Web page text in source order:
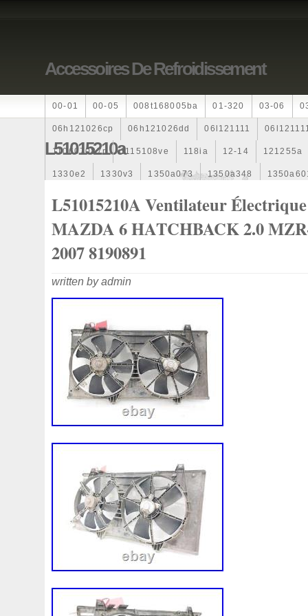
Accessoires De Refroidissement
00-01 00-05 008t168005ba 01-320 03-06
06h121026cp 06h121026dd 06l121111
110607087r 1115108ve 118ia 12-14 121255a
1330e2 1330v3 1350a073 1350a348
1355d301602
1k0121205 1k0121205ab
1k0298403a 1k0955453s 1k0959455ap
1s1816103 2-Rangée 2-Rangées
210103417r 21060g2401 21060t5670
214100052r 214104822r 214104eb0b
214108535r 214108706r 214109798r
214812415r 214814342r 214814ea0a
214818h83a 214819674r 21481bm410
220928kh13a0000038 220v 252kw
253103e710 253103k750 25310a4050
253802y000 253803z 25380a4500
272105fw0a
357820795j
L51015210a
L51015210A Ventilateur
MAZDA 6 HATCHBACK 2.0
2007 8190891
written by admin